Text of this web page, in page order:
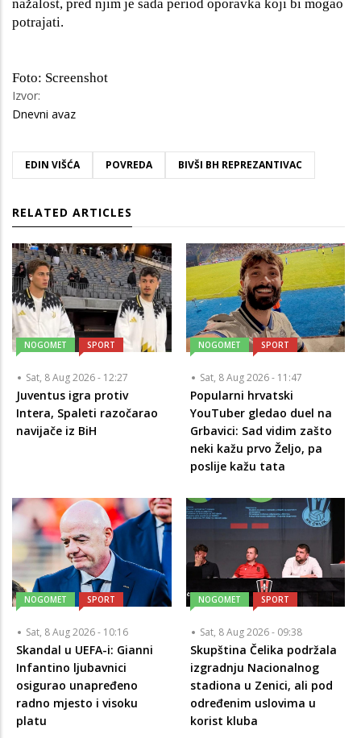
nažalost, pred njim je sada period oporavka koji bi mogao
potrajati.
Foto: Screenshot
Izvor:
Dnevni avaz
EDIN VIŠĆA POVREDA BIVŠI BH REPREZANTIVAC
RELATED ARTICLES
NOGOMET SPORT
Sat, 8 Aug 2026 - 12:27
Juventus igra protiv
Intera, Spaleti razočarao
navijače iz BiH
NOGOMET SPORT
Sat, 8 Aug 2026 - 11:47
Popularni hrvatski
YouTuber gledao duel na
Grbavici: Sad vidim zašto
neki kažu prvo Željo, pa
poslije kažu tata
NOGOMET SPORT
Sat, 8 Aug 2026 - 10:16
Skandal u UEFA-i: Gianni
Infantino ljubavnici
osigurao unapređeno
radno mjesto i visoku
platu
NOGOMET SPORT
Sat, 8 Aug 2026 - 09:38
Skupština Čelika podržala
izgradnju Nacionalnog
stadiona u Zenici, ali pod
određenim uslovima u
korist kluba